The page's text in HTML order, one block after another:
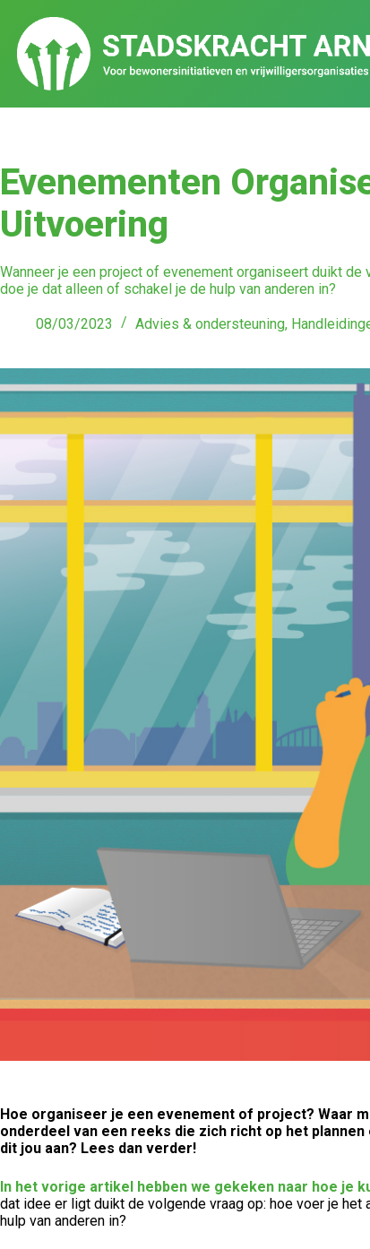
Evenementen
Uitvoering
Wanneer je een project of evenement organiseert duikt de
doe je dat alleen of schakel je de hulp van anderen in?
08/03/2023 Advies & ondersteuning,
Hoe organiseer je een evenement of project? Waar
onderdeel van een reeks die zich richt op het
dit jou aan? Lees dan verder!
In het vorige artikel hebben we gekeken naar hoe je
dat idee er ligt duikt de volgende vraag op: hoe voer je
hulp van anderen in?